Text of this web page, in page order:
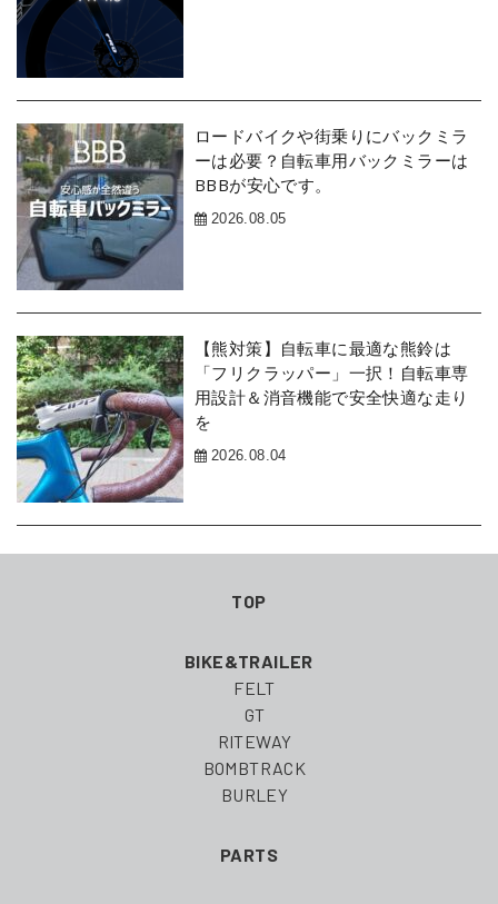
ロードバイクや街乗りにバックミラ
ーは必要？自転車用バックミラーは
BBBが安心です。
2026.08.05
【熊対策】自転車に最適な熊鈴は
「フリクラッパー」一択！自転車専
用設計＆消音機能で安全快適な走り
を
2026.08.04
TOP
BIKE&TRAILER
FELT
GT
RITEWAY
BOMBTRACK
BURLEY
PARTS